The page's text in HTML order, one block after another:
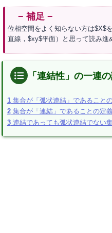
位相空間をよく知らない方は$X$
直線，$xy$平面）と思って読み進
「連結性」の一連
1集合が「弧状連結」であること
2集合が「連結」であることの定
3連結であっても弧状連結でない